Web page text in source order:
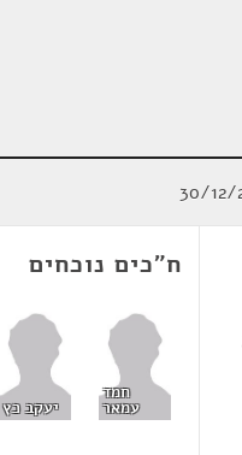
ח"כים נוכחים
חמד
עמאר יעקב כץ